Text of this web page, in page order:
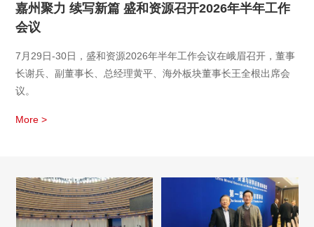
嘉州聚力 续写新篇 盛和资源召开2026年半年工作
会议
7月29日-30日，盛和资源2026年半年工作会议在峨眉召开，董事
长谢兵、副董事长、总经理黄平、海外板块董事长王全根出席会
议。
More >